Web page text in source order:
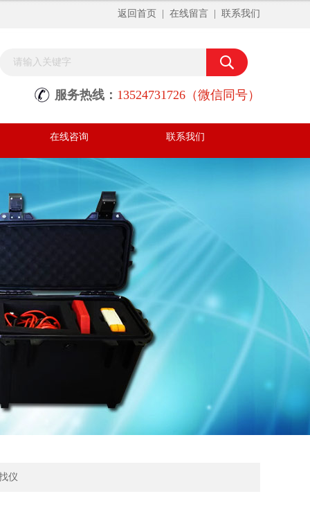
返回首页 在线留言 联系我们
服务热线： 13524731726（微信同号）
在线咨询 联系我们
仪